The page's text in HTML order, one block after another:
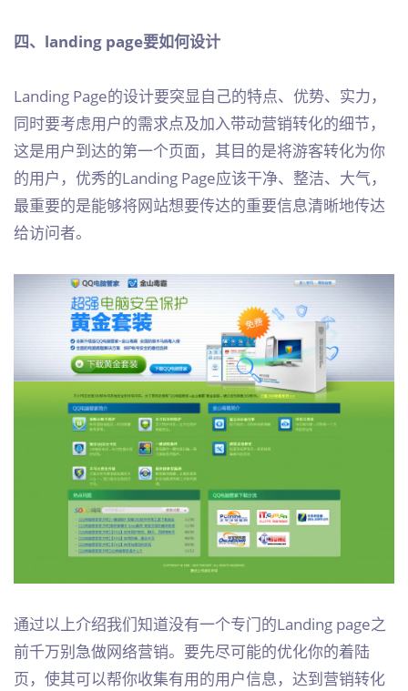
四、landing page要如何设计
Landing Page的设计要突显自己的特点、优势、实力，
同时要考虑用户的需求点及加入带动营销转化的细节，
这是用户到达的第一个页面，其目的是将游客转化为你
的用户，优秀的Landing Page应该干净、整洁、大气，
最重要的是能够将网站想要传达的重要信息清晰地传达
给访问者。
通过以上介绍我们知道没有一个专门的Landing page之
前千万别急做网络营销。要先尽可能的优化你的着陆
页，使其可以帮你收集有用的用户信息，达到营销转化